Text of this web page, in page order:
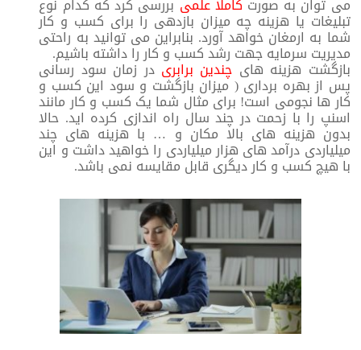
می توان به صورت کاملا علمی بررسی کرد که کدام نوع
تبلیغات یا هزینه چه میزان بازدهی را برای کسب و کار
شما به ارمغان خواهد آورد. بنابراین می توانید به راحتی
مدیریت سرمایه جهت رشد کسب و کار را داشته باشیم.
بازگشت هزینه های چندین برابری در زمان سود رسانی
پس از بهره برداری ( میزان بازگشت و سود این کسب و
کار ها نجومی است! برای مثال شما یک کسب و کار مانند
اسنپ را با زحمت در چند سال راه اندازی کرده اید. حالا
بدون هزینه های بالا مکان و … با هزینه های چند
میلیاردی درآمد های هزار میلیاردی را خواهید داشت و این
با هیچ کسب و کار دیگری قابل مقایسه نمی باشد.